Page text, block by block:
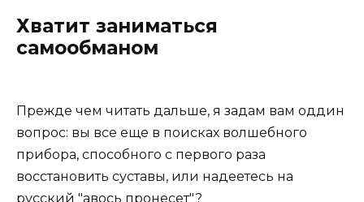
Хватит заниматься
самообманом
Прежде чем читать дальше, я задам вам оддин
вопрос: вы все еще в поисках волшебного
прибора, способного с первого раза
восстановить суставы, или надеетесь на
русский "авось пронесет"?